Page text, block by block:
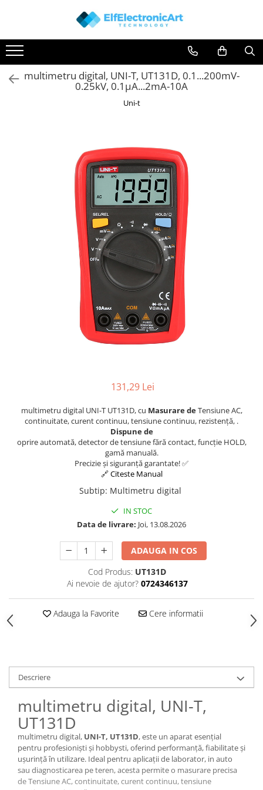
Toate Produsele
Audio
Auto
Instrumente de masura si control
Surse de alimentare
Osciloscoape AXIOMET
Osciloscoape B&K PRECISION
Osciloscoape FLUKE
Osciloscoape GW INSTEK
Osciloscoape HANTEK
Osciloscoape KEYSIGHT
Osciloscoape TELEDYNE LECROY
multimetru digital, UNI-T, UT131D, 0.1...200mV-
0.25kV, 0.1µA...2mA-10A
Uni-t
131,29 Lei
multimetru digital UNI-T UT131D, cu Masurare deTensiune AC,
continuitate, curent continuu, tensiune continuu, rezistență, .
Dispune de
oprire automată, detector de tensiune fără contact, funcție HOLD,
gamă manuală.
Precizie și siguranță garantate! ✅
🔗 Citeste Manual
Subtip: Multimetru digital
IN STOC
Data de livrare: Joi, 13.08.2026
ADAUGA IN COS
Cod Produs: UT131D
Ai nevoie de ajutor? 0724346137
Adauga la Favorite Cere informatii
Descriere
multimetru digital, UNI-T,
UT131D
multimetru digital, UNI-T, UT131D, este un aparat esențial
pentru profesioniști și hobbysti, oferind performanță, fiabilitate și
ușurință în utilizare. Ideal pentru aplicații de laborator, in auto
sau diagnosticarea pe teren, acesta permite o masurare precisa
de Tensiune AC, continuitate, curent continuu, tensiune